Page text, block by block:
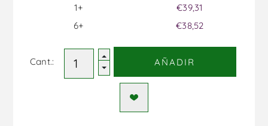
1+
6+
€39,31
€38,52
Cant.: AÑADIR